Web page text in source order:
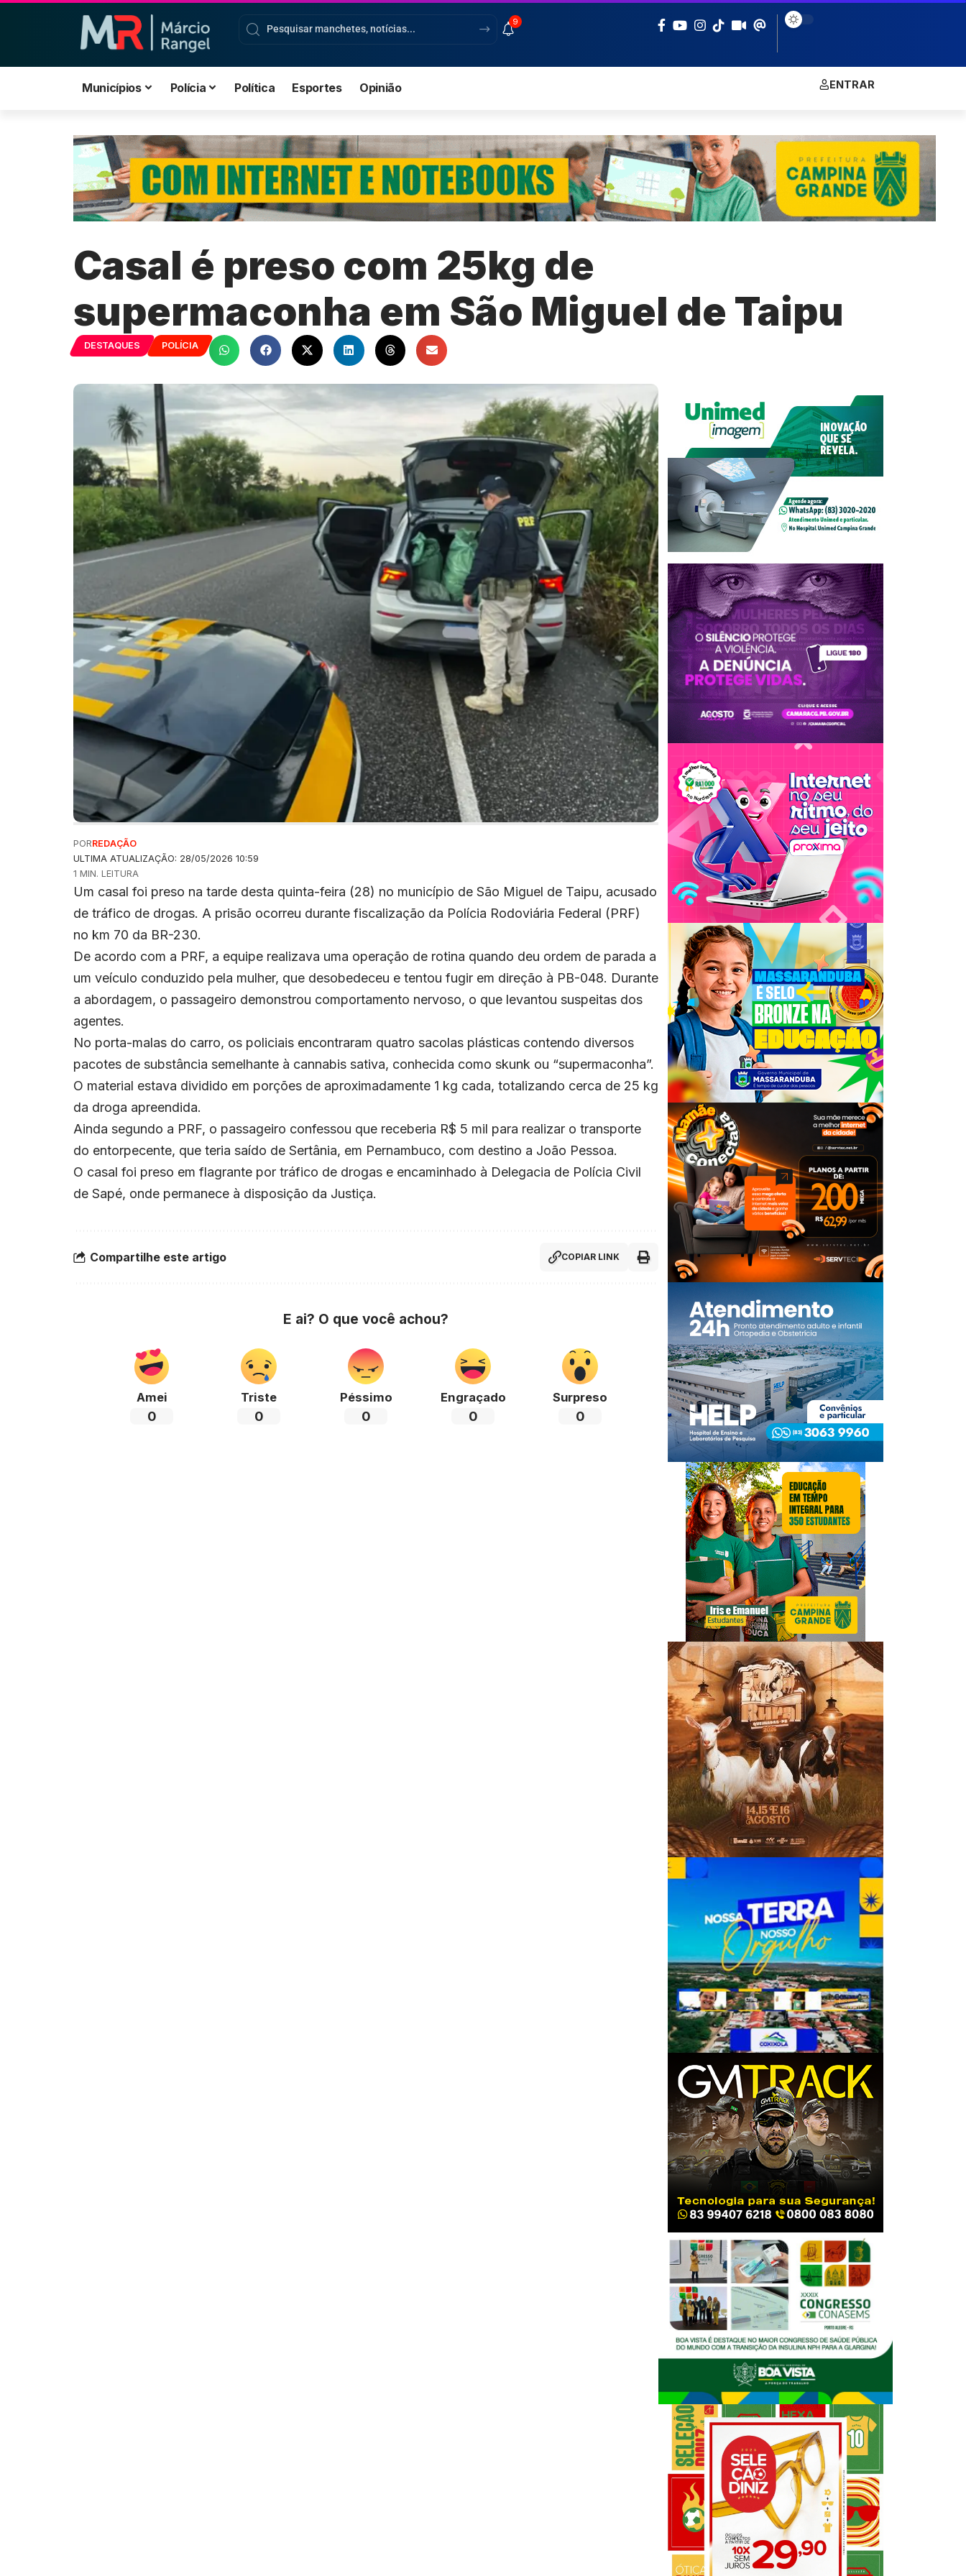
9
Municípios Polícia Política Esportes Opinião ENTRAR
Casal é preso com 25kg de
supermaconha em São Miguel de Taipu
DESTAQUES POLÍCIA
ULTIMA ATUALIZAÇÃO: 28/05/2026 10:59
PORREDAÇÃO
1 MIN. LEITURA
Um casal foi preso na tarde desta quinta-feira (28) no município de São Miguel de Taipu, acusado
de tráfico de drogas. A prisão ocorreu durante fiscalização da Polícia Rodoviária Federal (PRF)
no km 70 da BR-230.
De acordo com a PRF, a equipe realizava uma operação de rotina quando deu ordem de parada a
um veículo conduzido pela mulher, que desobedeceu e tentou fugir em direção à PB-048. Durante
a abordagem, o passageiro demonstrou comportamento nervoso, o que levantou suspeitas dos
agentes.
No porta-malas do carro, os policiais encontraram quatro sacolas plásticas contendo diversos
pacotes de substância semelhante à cannabis sativa, conhecida como skunk ou “supermaconha”.
O material estava dividido em porções de aproximadamente 1 kg cada, totalizando cerca de 25 kg
da droga apreendida.
Ainda segundo a PRF, o passageiro confessou que receberia R$ 5 mil para realizar o transporte
do entorpecente, que teria saído de Sertânia, em Pernambuco, com destino a João Pessoa.
O casal foi preso em flagrante por tráfico de drogas e encaminhado à Delegacia de Polícia Civil
de Sapé, onde permanece à disposição da Justiça.
Compartilhe este artigo COPIAR LINK
E ai? O que você achou?
Amei
0
Triste
0
Péssimo
0
Engraçado
0
Surpreso
0